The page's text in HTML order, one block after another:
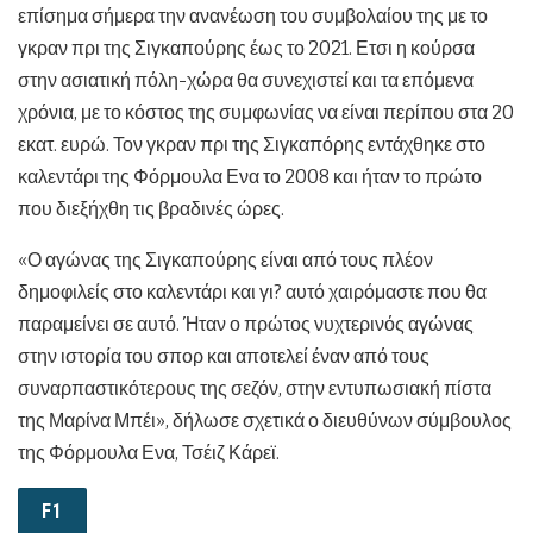
επίσημα σήμερα την ανανέωση του συμβολαίου της με το
γκραν πρι της Σιγκαπούρης έως το 2021. Ετσι η κούρσα
στην ασιατική πόλη-χώρα θα συνεχιστεί και τα επόμενα
χρόνια, με το κόστος της συμφωνίας να είναι περίπου στα 20
εκατ. ευρώ. Τον γκραν πρι της Σιγκαπόρης εντάχθηκε στο
καλεντάρι της Φόρμουλα Ενα το 2008 και ήταν το πρώτο
που διεξήχθη τις βραδινές ώρες.
«Ο αγώνας της Σιγκαπούρης είναι από τους πλέον
δημοφιλείς στο καλεντάρι και γι? αυτό χαιρόμαστε που θα
παραμείνει σε αυτό. Ήταν ο πρώτος νυχτερινός αγώνας
στην ιστορία του σπορ και αποτελεί έναν από τους
συναρπαστικότερους της σεζόν, στην εντυπωσιακή πίστα
της Μαρίνα Μπέι», δήλωσε σχετικά ο διευθύνων σύμβουλος
της Φόρμουλα Ενα, Τσέιζ Κάρεϊ.
F1